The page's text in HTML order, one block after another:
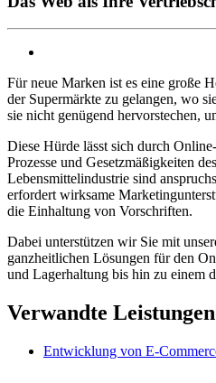
Für neue Marken ist es eine große
der Supermärkte zu gelangen, wo
sie nicht genügend hervorstechen,
Diese Hürde lässt sich durch
Prozesse und Gesetzmäßigkeiten
Lebensmittelindustrie sind
erfordert wirksame
die Einhaltung von Vorschriften.
Dabei unterstützen wir Sie mit
ganzheitlichen Lösungen für den
und Lagerhaltung bis hin zu einem
Verwandte Leistungen
Entwicklung von E-